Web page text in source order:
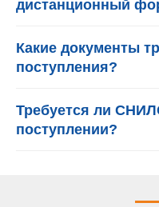
дистанционный
Какие документы
поступления?
Требуется ли
поступлении?